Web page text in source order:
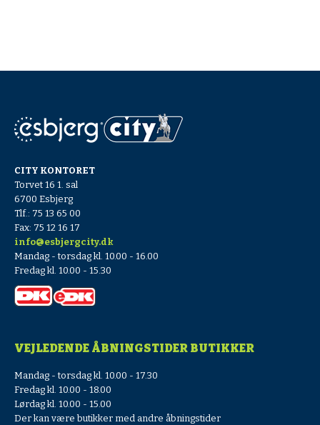
CITY KONTORET
Torvet 16 1. sal
6700 Esbjerg
Tlf.: 75 13 65 00
Fax: 75 12 16 17
info@esbjergcity.dk
Mandag - torsdag kl. 10.00 - 16.00
Fredag kl. 10.00 - 15.30
VEJLEDENDE ÅBNINGSTIDER BUTIKKER
Mandag - torsdag kl. 10.00 - 17.30
Fredag kl. 10.00 - 18.00
Lørdag kl. 10.00 - 15.00
Der kan være butikker med andre åbningstider